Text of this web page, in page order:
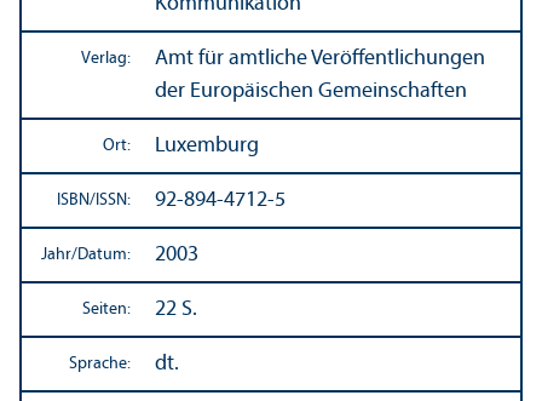
Verlag:
Amt für amtliche Veröffentlichungen
der Europäischen Gemeinschaften
Ort: Luxemburg
ISBN/ ISSN: 92-894-4712-5
Jahr/Datum: 2003
Seiten: 22 S.
Sprache: dt.